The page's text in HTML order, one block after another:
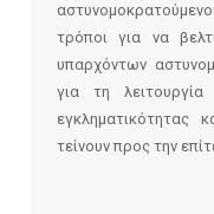
τρόποι για να
υπαρχόντων
για τη
εγκληματικότητας
τείνουν προς την